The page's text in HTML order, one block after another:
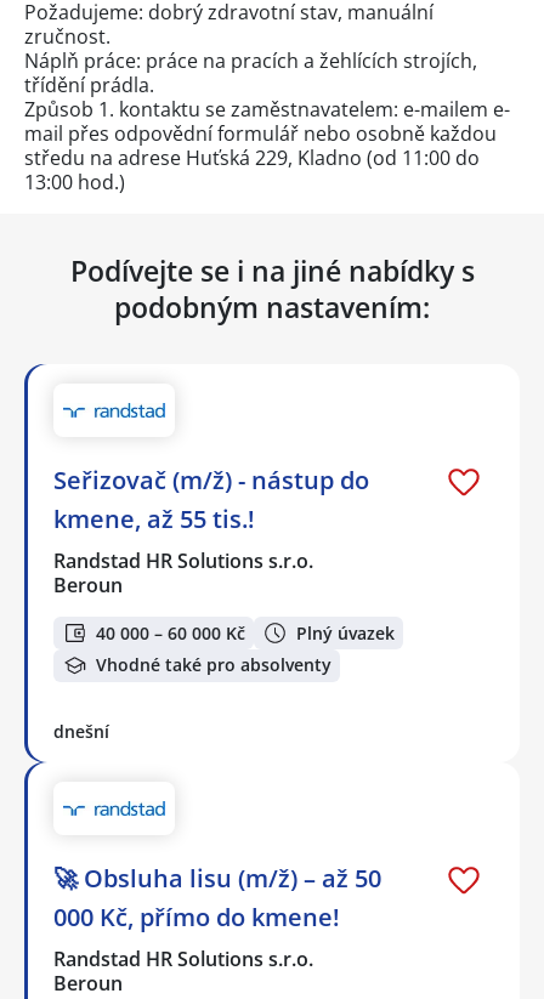
Požadujeme: dobrý zdravotní stav, manuální
zručnost.
Náplň práce: práce na pracích a žehlících strojích,
třídění prádla.
Způsob 1. kontaktu se zaměstnavatelem: e-mailem e-
mail přes odpovědní formulář nebo osobně každou
středu na adrese Huťská 229, Kladno (od 11:00 do
13:00 hod.)
Podívejte se i na jiné nabídky s
podobným nastavením:
Seřizovač (m/ž) - nástup do
kmene, až 55 tis.!
Randstad HR Solutions s.r.o.
Beroun
40 000 – 60 000 Kč
Plný úvazek
Vhodné také pro absolventy
dnešní
🚀 Obsluha lisu (m/ž) – až 50
000 Kč, přímo do kmene!
Randstad HR Solutions s.r.o.
Beroun